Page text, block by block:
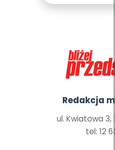
Redakcja
ul. Kwiatowa
tel: 12